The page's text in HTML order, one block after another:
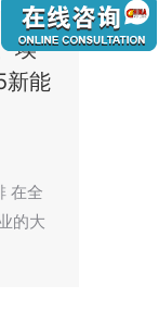
埃
新能
在全
的大